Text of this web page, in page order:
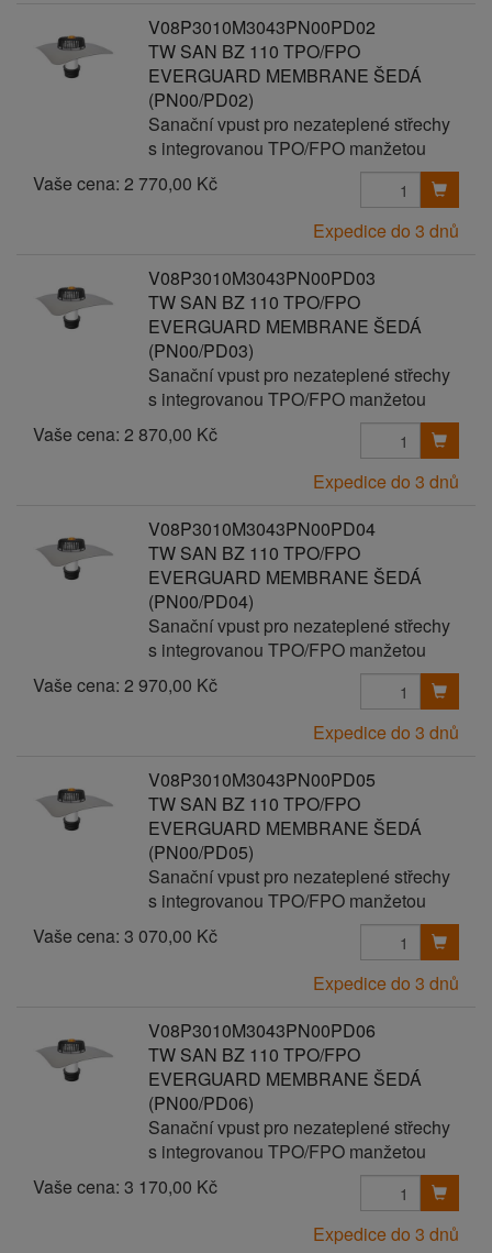
V08P3010M3043PN00PD02
TW SAN BZ 110 TPO/FPO
EVERGUARD MEMBRANE ŠEDÁ
(PN00/PD02)
Sanační vpust pro nezateplené střechy
s integrovanou TPO/FPO manžetou
Vaše cena: 2 770,00 Kč
Expedice do 3 dnů
V08P3010M3043PN00PD03
TW SAN BZ 110 TPO/FPO
EVERGUARD MEMBRANE ŠEDÁ
(PN00/PD03)
Sanační vpust pro nezateplené střechy
s integrovanou TPO/FPO manžetou
Vaše cena: 2 870,00 Kč
Expedice do 3 dnů
V08P3010M3043PN00PD04
TW SAN BZ 110 TPO/FPO
EVERGUARD MEMBRANE ŠEDÁ
(PN00/PD04)
Sanační vpust pro nezateplené střechy
s integrovanou TPO/FPO manžetou
Vaše cena: 2 970,00 Kč
Expedice do 3 dnů
V08P3010M3043PN00PD05
TW SAN BZ 110 TPO/FPO
EVERGUARD MEMBRANE ŠEDÁ
(PN00/PD05)
Sanační vpust pro nezateplené střechy
s integrovanou TPO/FPO manžetou
Vaše cena: 3 070,00 Kč
Expedice do 3 dnů
V08P3010M3043PN00PD06
TW SAN BZ 110 TPO/FPO
EVERGUARD MEMBRANE ŠEDÁ
(PN00/PD06)
Sanační vpust pro nezateplené střechy
s integrovanou TPO/FPO manžetou
Vaše cena: 3 170,00 Kč
Expedice do 3 dnů